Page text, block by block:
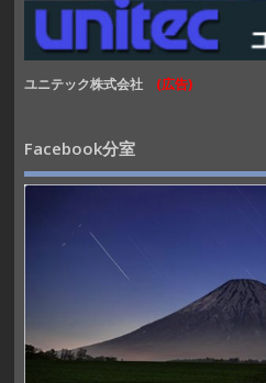
ユニテック株式会社 (広告)
Facebook分室